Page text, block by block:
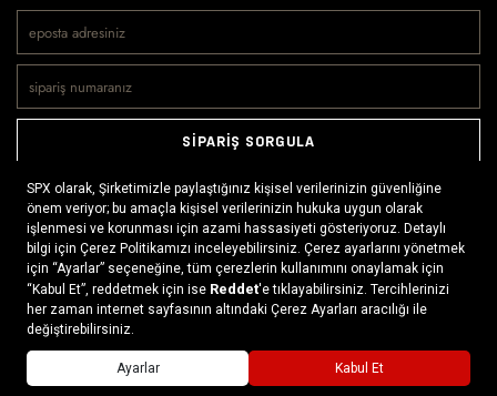
SİPARİŞ SORGULA
Doğaya ve spora tutkuyla bağlı olanların markası SPX, çeşitli
kategorilerde sunduğu spor giyim ürünleri, outdoor ayakkabılar,
ekipman ve aksesuarlar ile, her yerde ve her koşulda doğayla
buluşmayı mümkün kılıyor. Daima aktif bir yaşam tarzını
benimseyenlerin ihtiyaç duyabileceği her şey, SPX’in online
mağazasında ziyaretçilerin beğenisine sunuluyor.
Daha fazlası >